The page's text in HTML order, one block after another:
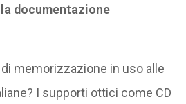
documentazione
memorizzazione in uso alle
I supporti ottici come CD